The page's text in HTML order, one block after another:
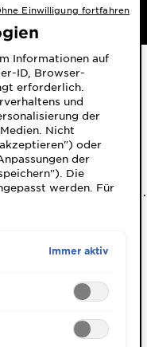
ist Glossing ideal.
Gelbstich. Hier
und welche
Es versiegelt die
Gelbstich.
strapaziert. Wer nach
Informationen auf
ID, Browser-
erforderlich.
und
der
Nicht
oder
der
Die
werden. Für
Immer aktiv
Einwilligung fortfahren